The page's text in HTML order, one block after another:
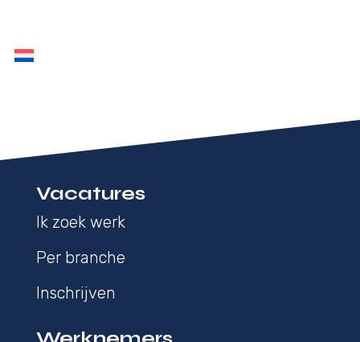
Vacatures
Ik zoek werk
Per branche
Inschrijven